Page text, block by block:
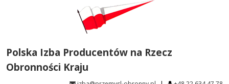
Polska Izba Producentów na Rzecz
Obronności Kraju